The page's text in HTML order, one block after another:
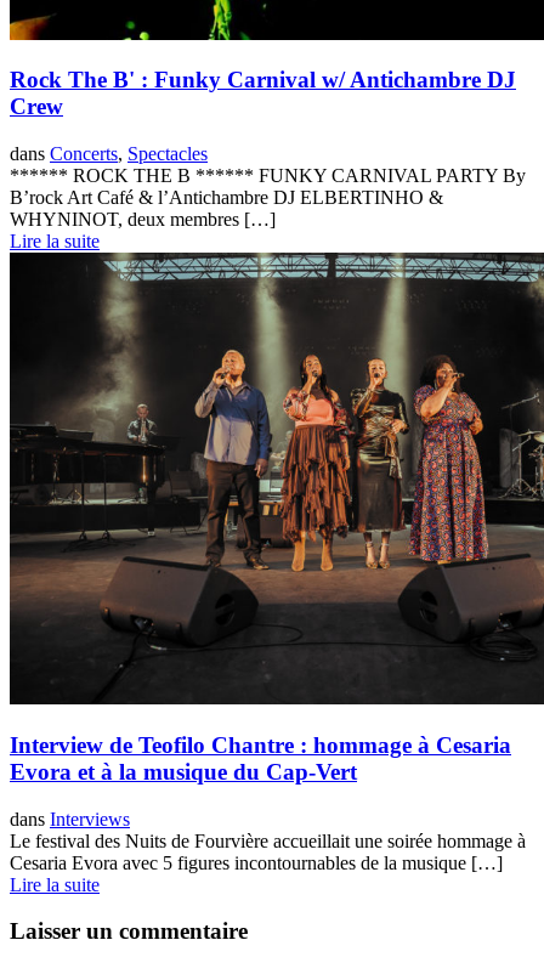
Rock The B' : Funky Carnival w/ Antichambre DJ
Crew
dans Concerts, Spectacles
****** ROCK THE B ****** FUNKY CARNIVAL PARTY By
B’rock Art Café & l’Antichambre DJ ELBERTINHO &
WHYNINOT, deux membres […]
Lire la suite
Interview de Teofilo Chantre : hommage à Cesaria
Evora et à la musique du Cap-Vert
dans Interviews
Le festival des Nuits de Fourvière accueillait une soirée hommage à
Cesaria Evora avec 5 figures incontournables de la musique […]
Lire la suite
Laisser un commentaire